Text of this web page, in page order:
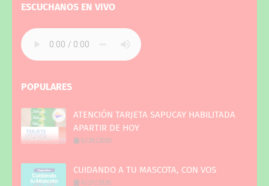
ESCUCHANOS EN VIVO
POPULARES
ATENCIÓN TARJETA SAPUCAY HABILITADA
APARTIR DE HOY
6/29/2026
CUIDANDO A TU MASCOTA, CON VOS
6/27/2026